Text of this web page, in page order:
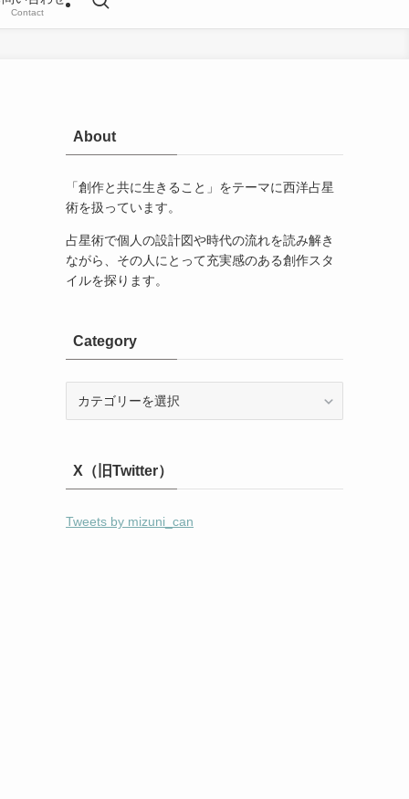
Contact
About
「創作と共に生きること」をテーマに西洋占星
術を扱っています。
占星術で個人の設計図や時代の流れを読み解き
ながら、その人にとって充実感のある創作スタ
イルを探ります。
Category
X（旧Twitter）
Tweets by mizuni_can